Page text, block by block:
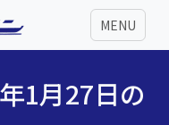
MENU
1月27日の